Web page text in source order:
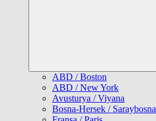
ABD / Boston
ABD / New York
Avusturya / Viyana
Bosna-Hersek / Saraybosna